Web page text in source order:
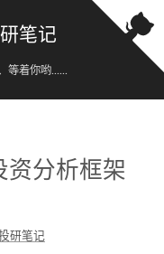
笔记
等着你哟......
资分析框架
研笔记